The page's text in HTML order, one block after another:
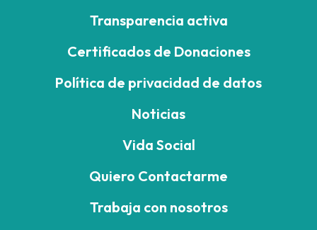
Transparencia activa
Certificados de Donaciones
Política de privacidad de datos
Noticias
Vida Social
Quiero Contactarme
Trabaja con nosotros